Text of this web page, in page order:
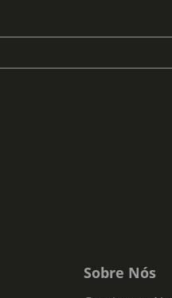
Sobre Nós